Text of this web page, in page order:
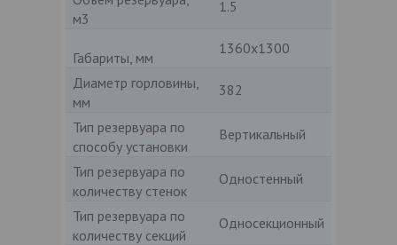
м3
1.5
Габариты, мм
1360х1300
Диаметр горловины,
мм
382
Тип резервуара по
способу установки
Вертикальный
Тип резервуара по
количеству стенок
Одностенный
Тип резервуара по
количеству секций
Односекционный